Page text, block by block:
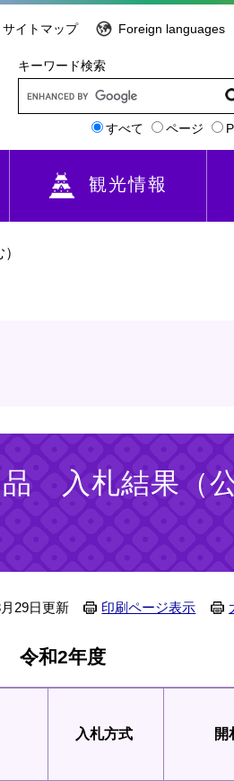
サイトマップ Foreign languages
キーワード検索
すべて ページ
観光情報
入札結果（
29日更新 印刷ページ表示
令和2年度
入札方式 開